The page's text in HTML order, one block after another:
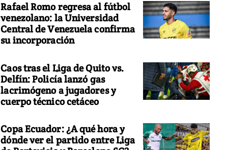
Rafael Romo regresa al fútbol
venezolano: la Universidad
Central de Venezuela confirma
su incorporación
Caos tras el Liga de Quito vs.
Delfín: Policía lanzó gas
lacrimógeno a jugadores y
cuerpo técnico cetáceo
Copa Ecuador: ¿A qué hora y
dónde ver el partido entre Liga